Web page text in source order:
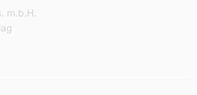
m.b.H.